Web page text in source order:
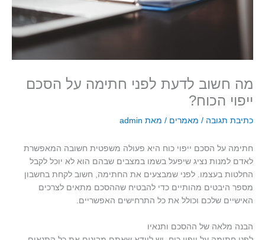
מה חשוב לדעת לפני חתימה על הסכם
ייפוי הכוח?
כתיבת תגובה / מאמרים / מאת admin
חתימה על הסכם ייפוי כוח היא פעולה משפטית חשובה המאפשרת
לאדם למנות נציג שיפעל בשמו במצבים שבהם הוא לא יוכל לקבל
החלטות בעצמו. לפני שמבצעים את החתימה, חשוב לקחת בחשבון
מספר היבטים מהותיים כדי להבטיח שההסכם מתאים לצרכים
האישיים שלכם וכולל את כל התרחישים האפשריים.
הבנה מלאה של ההסכם ותנאיו